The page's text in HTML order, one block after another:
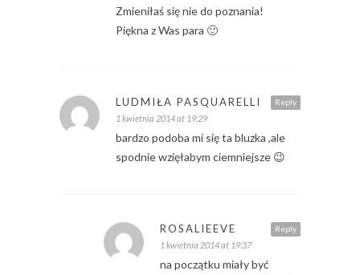
Zmieniłaś się nie do poznania!
Piękna z Was para 🙂
Reply
LUDMIŁA PASQUARELLI
1 kwietnia 2014 at 19:29
bardzo podoba mi się ta bluzka ,ale
spodnie wzięłabym ciemniejsze 😉
Reply
ROSALIEEVE
1 kwietnia 2014 at 19:37
na początku miały być